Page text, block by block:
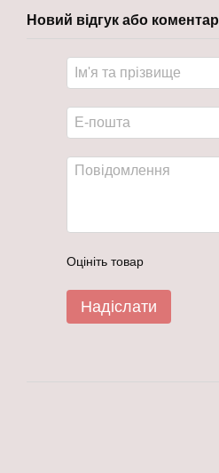
Новий відгук або коментар
Оцініть товар
Надіслати